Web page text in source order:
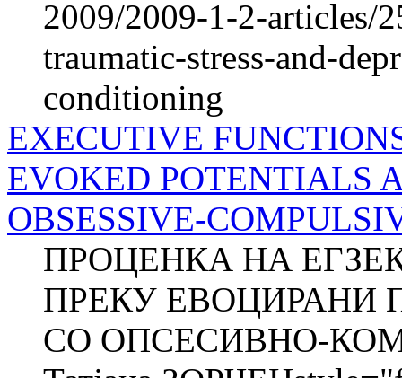
2009/2009-1-2-articles/
traumatic-stress-and-
conditioning
EXECUTIVE
EVOKED POTENTIALS
OBSESSIVE-
ПРОЦЕНКА НА
ПРЕКУ ЕВОЦИРАНИ
СО ОПСЕСИВНО-